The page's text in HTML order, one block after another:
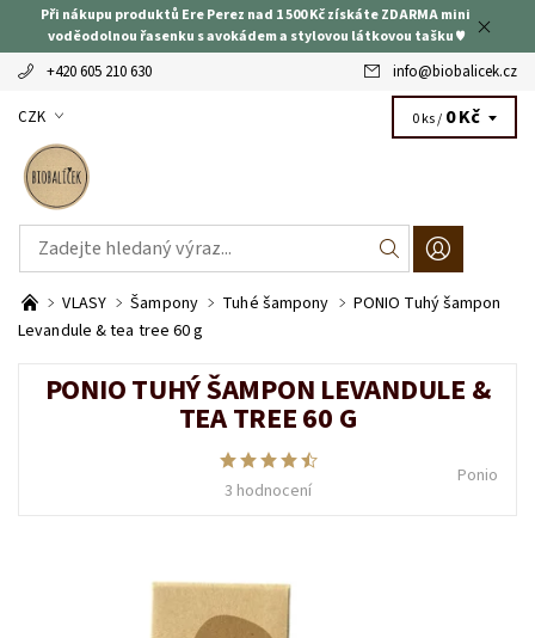
Při nákupu produktů Ere Perez nad 1 500 Kč získáte ZDARMA mini
voděodolnou řasenku s avokádem a stylovou látkovou tašku ♥
+420 605 210 630 info@biobalicek.cz
CZK 0 ks / 0 Kč
VLASY Šampony Tuhé šampony
PONIO Tuhý šampon
Levandule & tea tree 60 g
PONIO TUHÝ ŠAMPON LEVANDULE &
TEA TREE 60 G
3 hodnocení
Ponio